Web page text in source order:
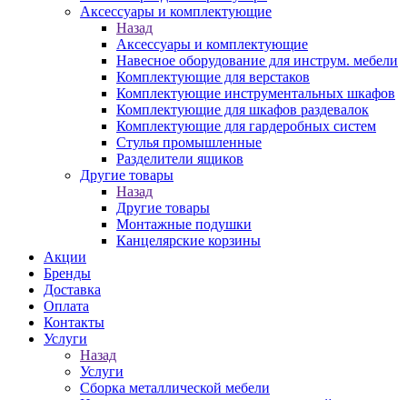
Аксессуары и комплектующие
Назад
Аксессуары и комплектующие
Навесное оборудование для инструм. мебели
Комплектующие для верстаков
Комплектующие инструментальных шкафов
Комплектующие для шкафов раздевалок
Комплектующие для гардеробных систем
Стулья промышленные
Разделители ящиков
Другие товары
Назад
Другие товары
Монтажные подушки
Канцелярские корзины
Акции
Бренды
Доставка
Оплата
Контакты
Услуги
Назад
Услуги
Сборка металлической мебели